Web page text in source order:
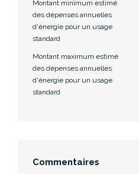
Montant minimum estimé
des dépenses annuelles
d'énergie pour un usage
standard
Montant maximum estimé
des dépenses annuelles
d'énergie pour un usage
standard
Commentaires